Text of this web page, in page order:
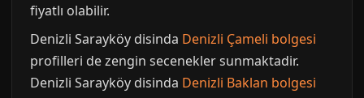
fiyatlı olabilir.
Denizli Sarayköy disinda Denizli Çameli bolgesi
profilleri de zengin secenekler sunmaktadir.
Denizli Sarayköy disinda Denizli Baklan bolgesi